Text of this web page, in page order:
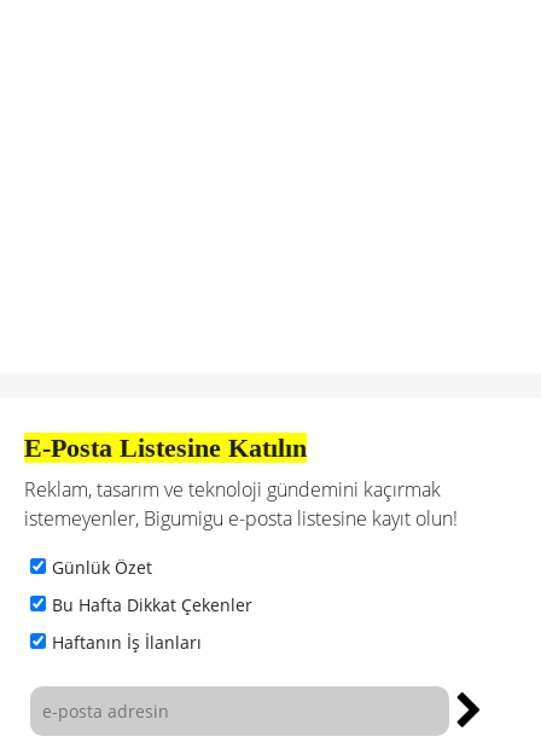
E-Posta Listesine Katılın
Reklam, tasarım ve teknoloji gündemini kaçırmak
istemeyenler, Bigumigu e-posta listesine kayıt olun!
Günlük Özet
Bu Hafta Dikkat Çekenler
Haftanın İş İlanları